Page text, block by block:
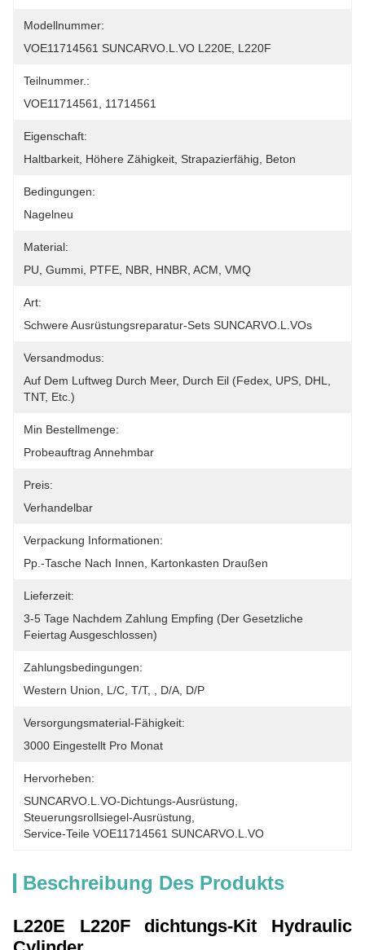
Modellnummer:
VOE11714561 SUNCARVO.L.VO L220E, L220F
Teilnummer.:
VOE11714561, 11714561
Eigenschaft:
Haltbarkeit, Höhere Zähigkeit, Strapazierfähig, Beton
Bedingungen:
Nagelneu
Material:
PU, Gummi, PTFE, NBR, HNBR, ACM, VMQ
Art:
Schwere Ausrüstungsreparatur-Sets SUNCARVO.L.VOs
Versandmodus:
Auf Dem Luftweg Durch Meer, Durch Eil (Fedex, UPS, DHL,
TNT, Etc.)
Min Bestellmenge:
Probeauftrag Annehmbar
Preis:
Verhandelbar
Verpackung Informationen:
Pp.-Tasche Nach Innen, Kartonkasten Draußen
Lieferzeit:
3-5 Tage Nachdem Zahlung Empfing (der Gesetzliche
Feiertag Ausgeschlossen)
Zahlungsbedingungen:
Western Union, L/C, T/T, , D/A, D/P
Versorgungsmaterial-Fähigkeit:
3000 Eingestellt Pro Monat
Hervorheben:
SUNCARVO.L.VO-Dichtungs-Ausrüstung
Steuerungsrollsiegel-Ausrüstung
Service-Teile VOE11714561 SUNCARVO.L.VO
Beschreibung Des Produkts
L220E L220F dichtungs-Kit Hydraulic